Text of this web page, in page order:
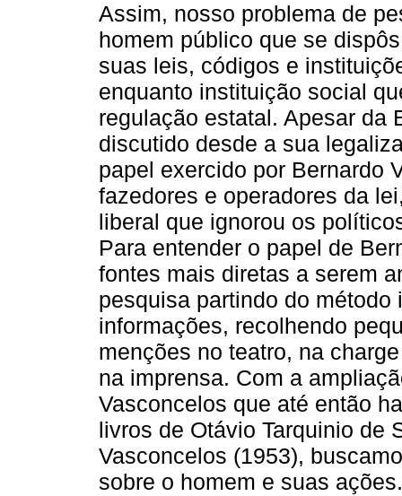
Assim, nosso problema de
homem público que se
suas leis, códigos e
enquanto instituição social
regulação estatal. Apesar da
discutido desde a sua
papel exercido por Bernardo
fazedores e operadores da
liberal que ignorou os
Para entender o papel de
fontes mais diretas a serem
pesquisa partindo do
informações, recolhendo
menções no teatro, na
na imprensa. Com a
Vasconcelos que até então
livros de Otávio Tarquinio de
Vasconcelos (1953),
sobre o homem e suas ações.